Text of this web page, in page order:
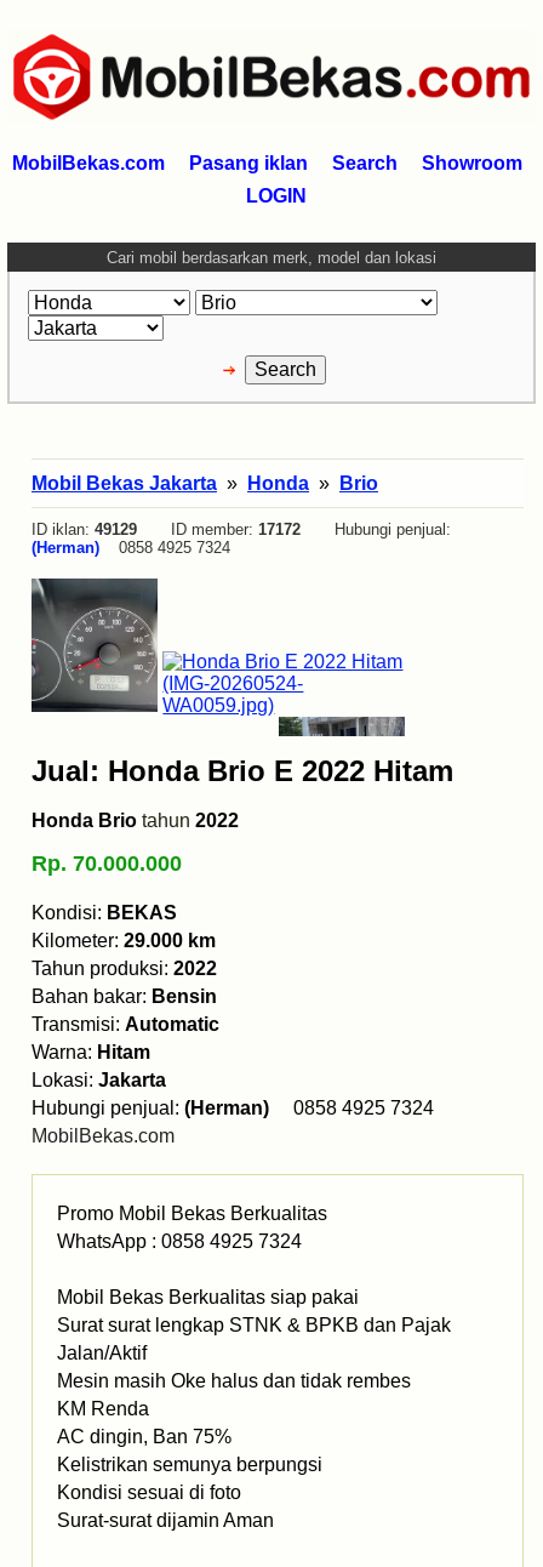
MobilBekas.com Pasang iklan Search
Showroom
LOGIN
Cari mobil berdasarkan merk, model dan lokasi
Mobil Bekas Jakarta » Honda » Brio
ID iklan: 49129 ID member: 17172 Hubungi penjual:
(Herman)
0858 4925 7324
Jual: Honda Brio E 2022 Hitam
Honda Brio tahun 2022
Rp. 70.000.000
Kondisi: BEKAS
Kilometer: 29.000 km
Tahun produksi: 2022
Bahan bakar: Bensin
Transmisi: Automatic
Warna: Hitam
Lokasi: Jakarta
Hubungi penjual: (Herman) 0858 4925 7324
MobilBekas.com
Promo Mobil Bekas Berkualitas
WhatsApp : 0858 4925 7324
Mobil Bekas Berkualitas siap pakai
Surat surat lengkap STNK & BPKB dan Pajak
Jalan/Aktif
Mesin masih Oke halus dan tidak rembes
KM Renda
AC dingin, Ban 75%
Kelistrikan semunya berpungsi
Kondisi sesuai di foto
Surat-surat dijamin Aman